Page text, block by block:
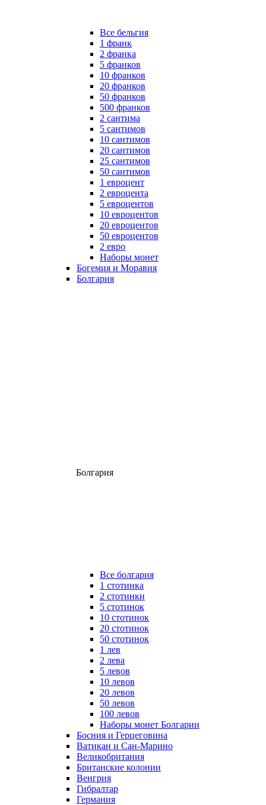
Все бельгия
1 франк
2 франка
5 франков
10 франков
20 франков
50 франков
500 франков
2 сантима
5 сантимов
10 сантимов
20 сантимов
25 сантимов
50 сантимов
1 евроцент
2 евроцента
5 евроцентов
10 евроцентов
20 евроцентов
50 евроцентов
2 евро
Наборы монет
Богемия и Моравия
Болгария
Болгария
Все болгария
1 стотинка
2 стотинки
5 стотинок
10 стотинок
20 стотинок
50 стотинок
1 лев
2 лева
5 левов
10 левов
20 левов
50 левов
100 левов
Наборы монет Болгарии
Босния и Герцеговина
Ватикан и Сан-Марино
Великобритания
Британские колонии
Венгрия
Гибралтар
Германия